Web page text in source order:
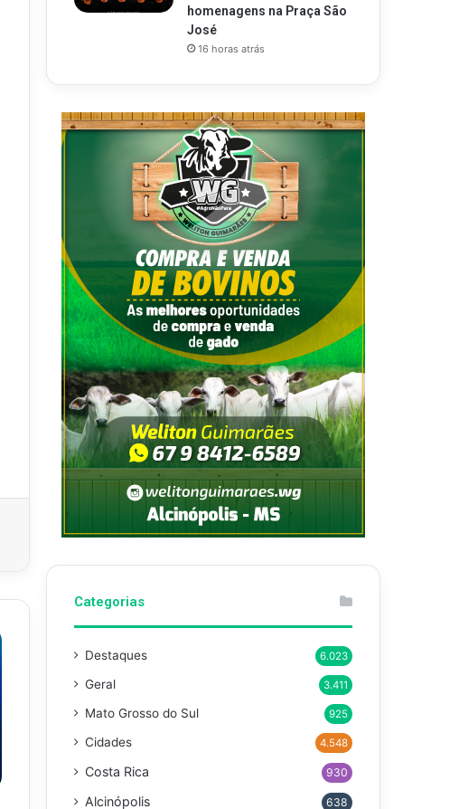
homenagens na Praça São
José
16 horas atrás
Categorias
Destaques 6.023
Geral 3.411
Mato Grosso do Sul 925
Cidades 4.548
Costa Rica 930
Alcinópolis 638